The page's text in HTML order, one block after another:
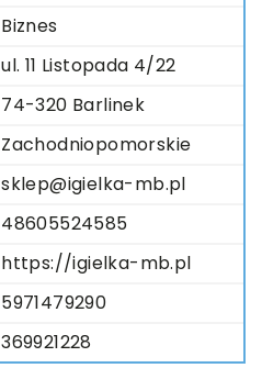
Biznes
ul. 11 Listopada 4/22
74-320 Barlinek
Zachodniopomorskie
sklep@igielka-mb.pl
48605524585
https://igielka-mb.pl
5971479290
369921228